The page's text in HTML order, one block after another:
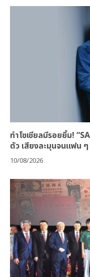
ทำโซเชียลมีรอยยิ้ม!
ตัว เสียงละมุนจนแฟน
10/08/2026